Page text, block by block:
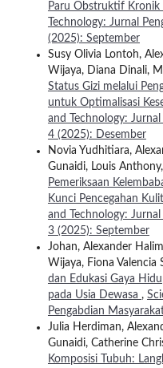
Paru Obstruktif Kronik
Technology: Jurnal
(2025): September
Susy Olivia Lontoh,
Wijaya, Diana Dinali,
Status Gizi melalui
untuk Optimalisasi
and Technology:
4 (2025): Desember
Novia Yudhitiara,
Gunaidi, Louis
Pemeriksaan
Kunci Pencegahan
and Technology:
3 (2025): September
Johan, Alexander
Wijaya, Fiona Valencia
dan Edukasi Gaya
pada Usia Dewasa ,
Pengabdian
Julia Herdiman,
Gunaidi, Catherine
Komposisi Tubuh: